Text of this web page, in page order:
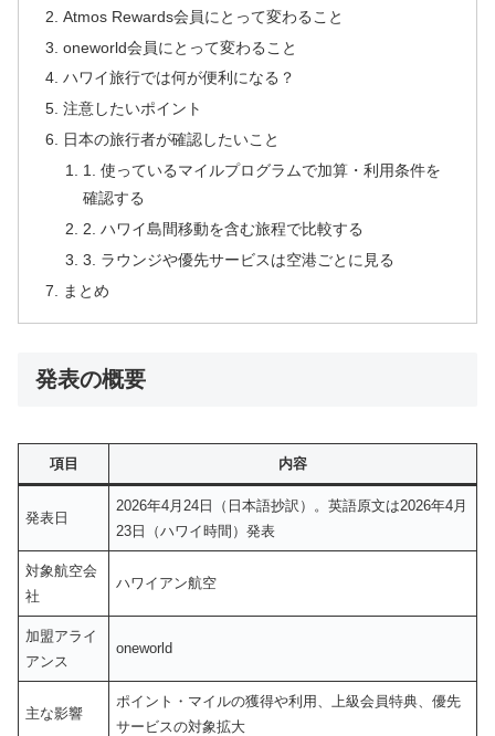
Atmos Rewards会員にとって変わること
oneworld会員にとって変わること
ハワイ旅行では何が便利になる？
注意したいポイント
日本の旅行者が確認したいこと
1. 使っているマイルプログラムで加算・利用条件を
確認する
2. ハワイ島間移動を含む旅程で比較する
3. ラウンジや優先サービスは空港ごとに見る
まとめ
発表の概要
項目 内容
発表日
2026年4月24日（日本語抄訳）。英語原文は2026年4月
23日（ハワイ時間）発表
対象航空会
社
ハワイアン航空
加盟アライ
アンス
oneworld
主な影響
ポイント・マイルの獲得や利用、上級会員特典、優先
サービスの対象拡大